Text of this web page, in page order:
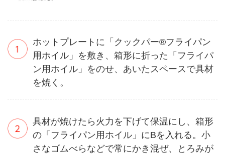
ホットプレートに「クックパー®フライパン
用ホイル」を敷き、箱形に折った「フライパ
ン用ホイル」をのせ、あいたスペースで具材
を焼く。
具材が焼けたら火力を下げて保温にし、箱形
の「フライパン用ホイル」にBを入れる。小
さなゴムべらなどで常にかき混ぜ、とろみが